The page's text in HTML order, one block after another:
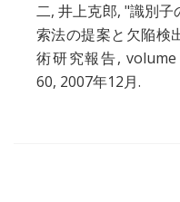
二,井上克郎, "識別子
索法の提案と欠陥検
術研究報告, volume
60, 2007年12月.